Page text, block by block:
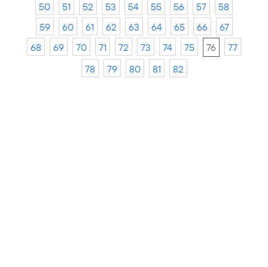
50
51 52 53 54 55 56 57
58
59
60 61 62 63 64 65 66
67
68
69 70 71 72 73 74 75 76
77
78
79 80 81 82